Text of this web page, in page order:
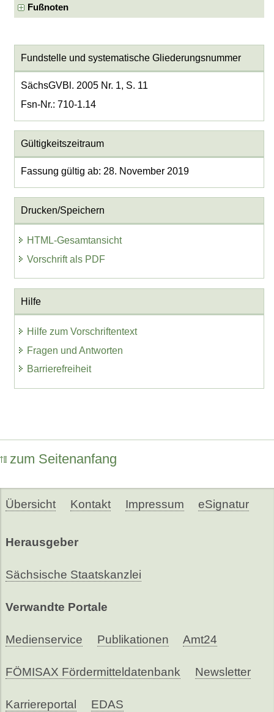
Fußnoten
Fundstelle und systematische Gliederungsnummer
SächsGVBl. 2005 Nr. 1, S. 11
Fsn-Nr.: 710-1.14
Gültigkeitszeitraum
Fassung gültig ab: 28. November 2019
Drucken/Speichern
HTML-Gesamtansicht
Vorschrift als PDF
Hilfe
Hilfe zum Vorschriftentext
Fragen und Antworten
Barrierefreiheit
zum Seitenanfang
Übersicht Kontakt Impressum eSignatur
Herausgeber
Sächsische Staatskanzlei
Verwandte Portale
Medienservice Publikationen Amt24
FÖMISAX Fördermitteldatenbank Newsletter
Karriereportal EDAS